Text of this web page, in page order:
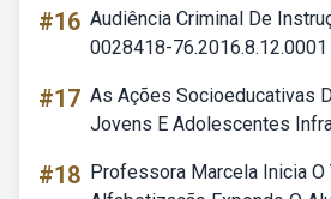
#16 Audiência Criminal De
0028418-76.2016.8.12.0001
#17 As Ações Socioeducativas
Jovens E Adolescentes
#18 Professora Marcela Inicia O